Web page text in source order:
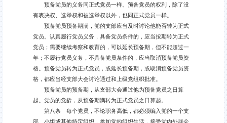
预备党员的义务同正式党员一样。预备党员的权利，除了没
有表决权、选举权和被选举权以外，也同正式党员一样。
预备党员预备期满，党的支部应当及时讨论他能否转为正式
党员。认真履行党员义务，具备党员条件的，应当按期转为正式
党员；需要继续考察和教育的，可以延长预备期，但不能超过一
年；不履行党员义务，不具备党员条件的，应当取消预备党员资
格。预备党员转为正式党员，或延长预备期，或取消预备党员资
格，都应当经支部大会讨论通过和上级党组织批准。
预备党员的预备期，从支部大会通过他为预备党员之日算
起。党员的党龄，从预备期满转为正式党员之日算起。
第八条 每个党员，不论职务高低，都必须编入党的一个支
部、小组或其他特定组织，参加党的组织生活，接受党内外群众